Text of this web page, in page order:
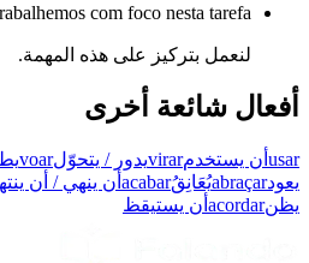
com foco nesta tarefa.
لنعمل بتركيز على هذه المهمة.
أفعال شائعة أخرى
usar أن يستخدمvirarيدور / يتحوّلvoar
يعودabraçarيُعَانِقُacabar أن ينهي / أن
يظنacordar أن يستيقظ